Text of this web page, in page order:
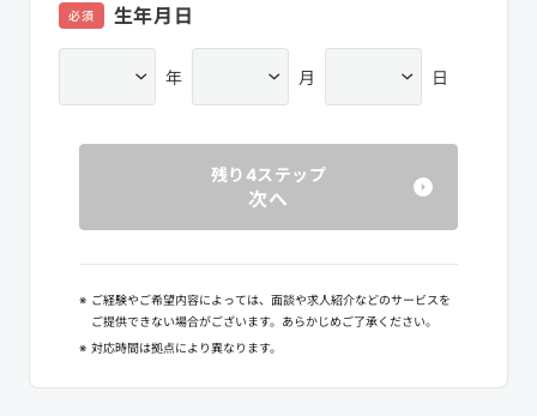
生年月日
必須
年 月 日
残り4ステップ
次へ
※ ご経験やご希望内容によっては、面談や求人紹介などのサービスを
ご提供できない場合がございます。あらかじめご了承ください。
※ 対応時間は拠点により異なります。